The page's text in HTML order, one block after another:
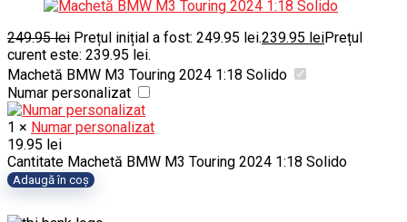
249.95lei Prețul inițial a fost: 249.95 lei.239.95 leiPrețul
curent este: 239.95 lei.
Machetă BMW M3 Touring 2024 1:18 Solido
Numar personalizat
1 × Numar personalizat
19.95 lei
Cantitate Machetă BMW M3 Touring 2024 1:18 Solido
Adaugă în coș